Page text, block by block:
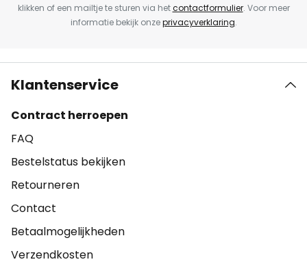
klikken of een mailtje te sturen via hetcontactformulier. Voor meer
informatie bekijk onzeprivacyverklaring.
Klantenservice
Contract herroepen
FAQ
Bestelstatus bekijken
Retourneren
Contact
Betaalmogelijkheden
Verzendkosten